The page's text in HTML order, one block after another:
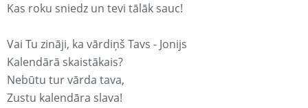
Kas roku sniedz un tevi tālāk sauc!
Vai Tu zināji, ka vārdiņš Tavs - Jonijs
Kalendārā skaistākais?
Nebūtu tur vārda tava,
Zustu kalendāra slava!